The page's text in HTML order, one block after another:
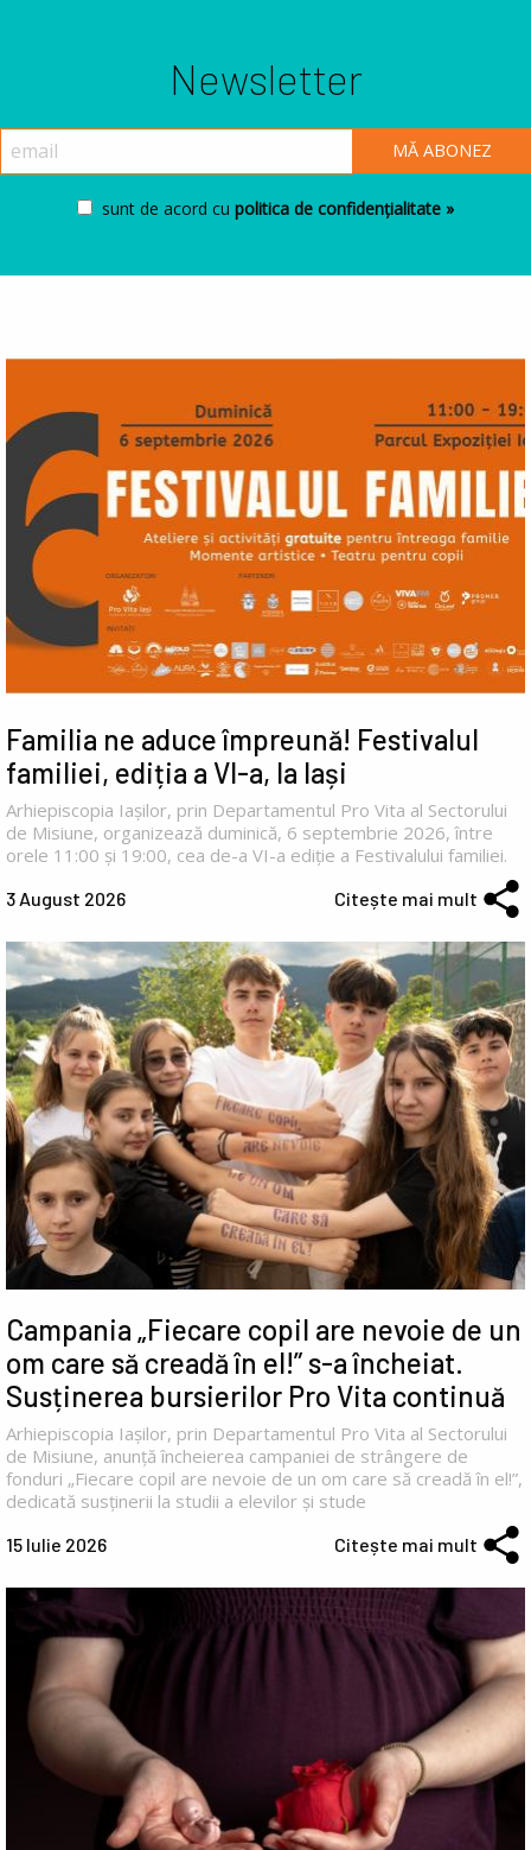
Newsletter
sunt de acord cu politica de confidențialitate »
Familia ne aduce împreună! Festivalul
familiei, ediția a VI-a, la Iași
Arhiepiscopia Iașilor, prin Departamentul Pro Vita al Sectorului
de Misiune, organizează duminică, 6 septembrie 2026, între
orele 11:00 și 19:00, cea de-a VI-a ediție a Festivalului familiei.
3 August 2026 Citește mai mult
Campania „Fiecare copil are nevoie de un
om care să creadă în el!” s-a încheiat.
Susținerea bursierilor Pro Vita continuă
Arhiepiscopia Iașilor, prin Departamentul Pro Vita al Sectorului
de Misiune, anunță încheierea campaniei de strângere de
fonduri „Fiecare copil are nevoie de un om care să creadă în el!”,
dedicată susținerii la studii a elevilor și stude
15 Iulie 2026 Citește mai mult